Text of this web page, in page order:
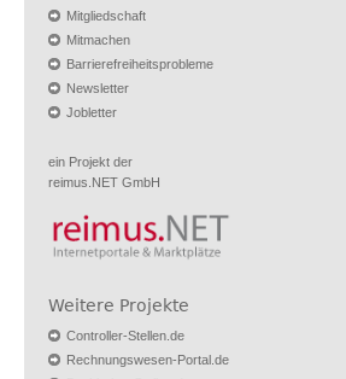
Mitgliedschaft
Mitmachen
Barrierefreiheitsprobleme
Newsletter
Jobletter
ein Projekt der
reimus.NET GmbH
Weitere Projekte
Controller-Stellen.de
Rechnungswesen-Portal.de